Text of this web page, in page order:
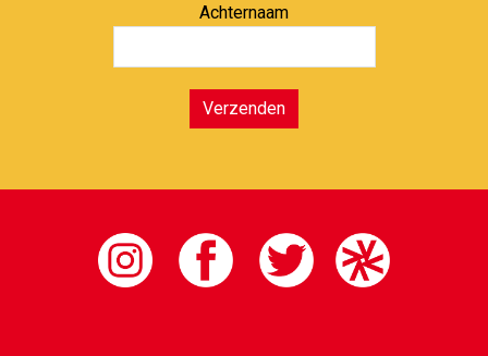
Achternaam
Verzenden